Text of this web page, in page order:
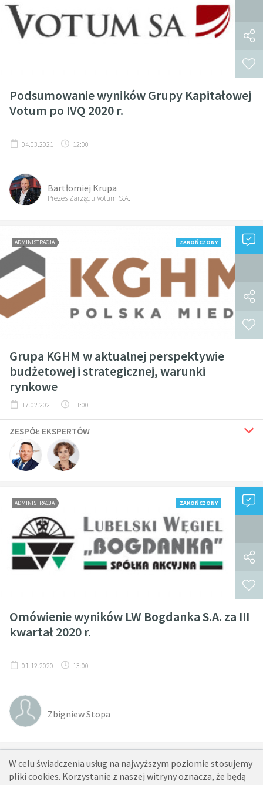
Podsumowanie wyników Grupy Kapitałowej
Votum po IVQ 2020 r.
04.03.2021 12:00
Bartłomiej Krupa
Prezes Zarządu Votum S.A.
ADMINISTRACJA ZAKOŃCZONY
Grupa KGHM w aktualnej perspektywie
budżetowej i strategicznej, warunki
rynkowe
17.02.2021 11:00
ZESPÓŁ EKSPERTÓW
ADMINISTRACJA ZAKOŃCZONY
Omówienie wyników LW Bogdanka S.A. za III
kwartał 2020 r.
01.12.2020 13:00
Zbigniew Stopa
1 2 ... 21 22 23 24 25 26 27 28 29
W celu świadczenia usług na najwyższym poziomie stosujemy
pliki cookies. Korzystanie z naszej witryny oznacza, że będą